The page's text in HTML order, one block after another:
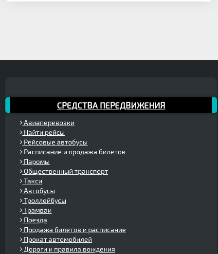
СРЕДСТВА ПЕРЕДВИЖЕНИЯ
Авиаперевозки
Найти рейсы
Рейсовые автобусы
Расписание и продажа билетов
Паромы
Общественный транспорт
Такси
Автобусы
Троллейбусы
Трамваи
Поезда
Продажа билетов и расписание
Прокат автомобилей
Дороги и правила вождения